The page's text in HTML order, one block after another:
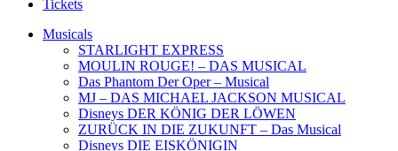
Tickets
Musicals
STARLIGHT EXPRESS
MOULIN ROUGE! – DAS MUSICAL
Das Phantom Der Oper – Musical
MJ – DAS MICHAEL JACKSON MUSICAL
Disneys DER KÖNIG DER LÖWEN
ZURÜCK IN DIE ZUKUNFT – Das Musical
Disneys DIE EISKÖNIGIN